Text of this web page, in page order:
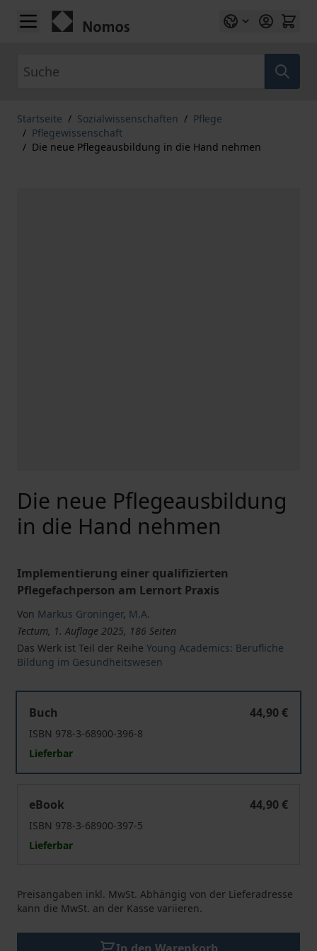
Zum Inhalt springen
Startseite / Sozialwissenschaften / Pflege
/ Pflegewissenschaft
/ Die neue Pflegeausbildung in die Hand nehmen
Die neue Pflegeausbildung
in die Hand nehmen
Implementierung einer qualifizierten
Pflegefachperson am Lernort Praxis
Von Markus Groninger, M.A.
Tectum, 1. Auflage 2025, 186 Seiten
Das Werk ist Teil der Reihe Young Academics: Berufliche
Bildung im Gesundheitswesen
Buch
44,90 €
ISBN 978-3-68900-396-8
Lieferbar
eBook
44,90 €
ISBN 978-3-68900-397-5
Lieferbar
Preisangaben inkl. MwSt. Abhängig von der Lieferadresse
kann die MwSt. an der Kasse variieren.